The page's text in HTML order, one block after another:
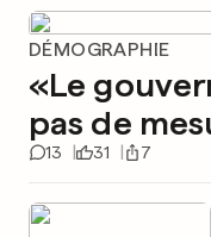
DÉMOGRAPHIE
«Le
pas de
13 31 7